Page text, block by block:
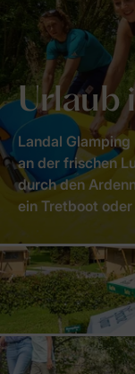
Urlaub
Landal
an der frischen
durch den
ein Tretboot